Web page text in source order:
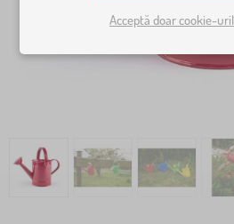
Acceptă doar cookie-